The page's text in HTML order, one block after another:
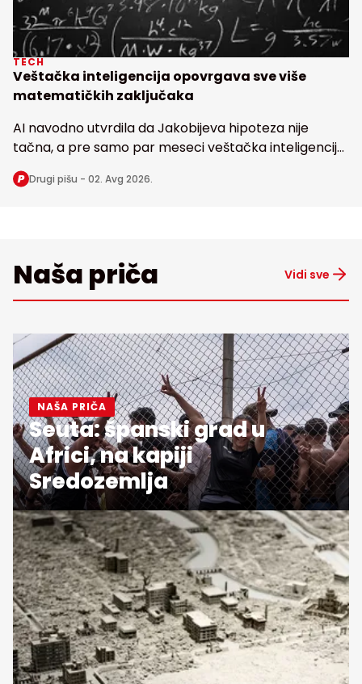
TECH
Veštačka inteligencija opovrgava sve više
matematičkih zaključaka
AI navodno utvrdila da Jakobijeva hipoteza nije
tačna, a pre samo par meseci veštačka inteligencija
dovela u pitanje i poznatu Erdoševu hipotezu, obe
stare bezmalo 100 godina
Drugi pišu - 02. Avg 2026.
Naša priča Vidi sve
NAŠA PRIČA
Seuta: španski grad u
Africi, na kapiji
Sredozemlja